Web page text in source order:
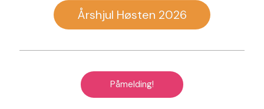
Årshjul Høsten 2026
Påmelding!